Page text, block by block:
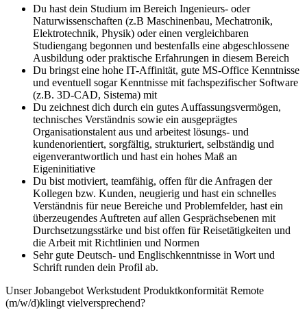
Du hast dein Studium im Bereich Ingenieurs- oder
Naturwissenschaften (z.B Maschinenbau, Mechatronik,
Elektrotechnik, Physik) oder einen vergleichbaren
Studiengang begonnen und bestenfalls eine abgeschlossene
Ausbildung oder praktische Erfahrungen in diesem Bereich
Du bringst eine hohe IT-Affinität, gute MS-Office Kenntnisse
und eventuell sogar Kenntnisse mit fachspezifischer Software
(z.B. 3D-CAD, Sistema) mit
Du zeichnest dich durch ein gutes Auffassungsvermögen,
technisches Verständnis sowie ein ausgeprägtes
Organisationstalent aus und arbeitest lösungs- und
kundenorientiert, sorgfältig, strukturiert, selbständig und
eigenverantwortlich und hast ein hohes Maß an
Eigeninitiative
Du bist motiviert, teamfähig, offen für die Anfragen der
Kollegen bzw. Kunden, neugierig und hast ein schnelles
Verständnis für neue Bereiche und Problemfelder, hast ein
überzeugendes Auftreten auf allen Gesprächsebenen mit
Durchsetzungsstärke und bist offen für Reisetätigkeiten und
die Arbeit mit Richtlinien und Normen
Sehr gute Deutsch- und Englischkenntnisse in Wort und
Schrift runden dein Profil ab.
Unser Jobangebot Werkstudent Produktkonformität Remote
(m/w/d)klingt vielversprechend?